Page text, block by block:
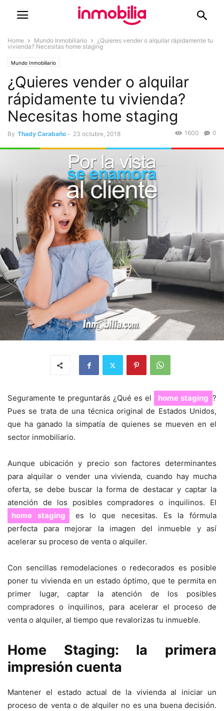
Home Mundo Inmobiliario
¿Quieres vender o alquilar rápidamente tu
vivienda? Necesitas home staging
Mundo Inmobiliario
¿Quieres vender o alquilar
rápidamente tu vivienda?
Necesitas home staging
By Thady Carabaño - 23 octubre, 2018 0
1600
Seguramente te preguntarás ¿Qué es el home staging ?
Pues se trata de una técnica original de Estados Unidos,
que ha ganado la simpatía de quienes se mueven en el
sector inmobiliario.
Aunque ubicación y precio son factores determinantes
para alquilar o vender una vivienda, cuando hay mucha
oferta, se debe buscar la forma de destacar y captar la
atención de los posibles compradores o inquilinos. El
home staging
es lo que necesitas. Es la fórmula
perfecta para mejorar la imagen del inmueble y así
acelerar su proceso de venta o alquiler.
Con sencillas remodelaciones o redecorados es posible
poner tu vivienda en un estado óptimo, que te permita en
primer lugar, captar la atención de los posibles
compradores o inquilinos, para acelerar el proceso de
venta o alquiler, al tiempo que revalorizas tu inmueble.
Home Staging: la primera
impresión cuenta
Mantener el estado actual de la vivienda al iniciar un
proceso de venta o de alquiler no es una buena decisión.